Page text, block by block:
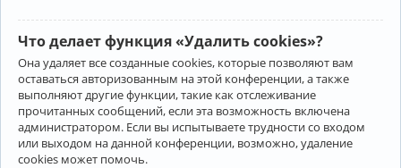
Что делает функция «Удалить cookies»?
Она удаляет все созданные cookies, которые позволяют вам
оставаться авторизованным на этой конференции, а также
выполняют другие функции, такие как отслеживание
прочитанных сообщений, если эта возможность включена
администратором. Если вы испытываете трудности со входом
или выходом на данной конференции, возможно, удаление
cookies может помочь.